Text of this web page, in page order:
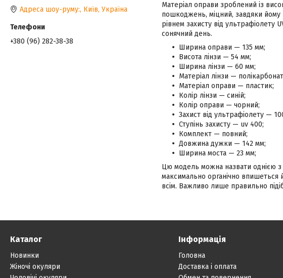
Матеріал оправи зроблений із
пошкоджень, міцний, завдяки йому
рівнем захисту від ультрафіолету
сонячний день.
Ширина оправи — 135 мм;
Висота лінзи — 54 мм;
Ширина лінзи — 60 мм;
Матеріал лінзи —
Матеріал оправи — пластик;
Колір лінзи — синій;
Колір оправи — чорний;
Захист від ультрафіолету —
Ступінь захисту — uv 400;
Комплект — повний;
Довжина дужки — 142 мм;
Ширина моста — 23 мм;
Цю модель можна назвати однією з
максимально органічно впишеться
всім. Важливо лише правильно
Адреса шоу-руму:, Київ, Україна
+380 (96) 282-38-38
Каталог
Новинки
Жіночі окуляри
Інформація
Головна
Доставка і оплата